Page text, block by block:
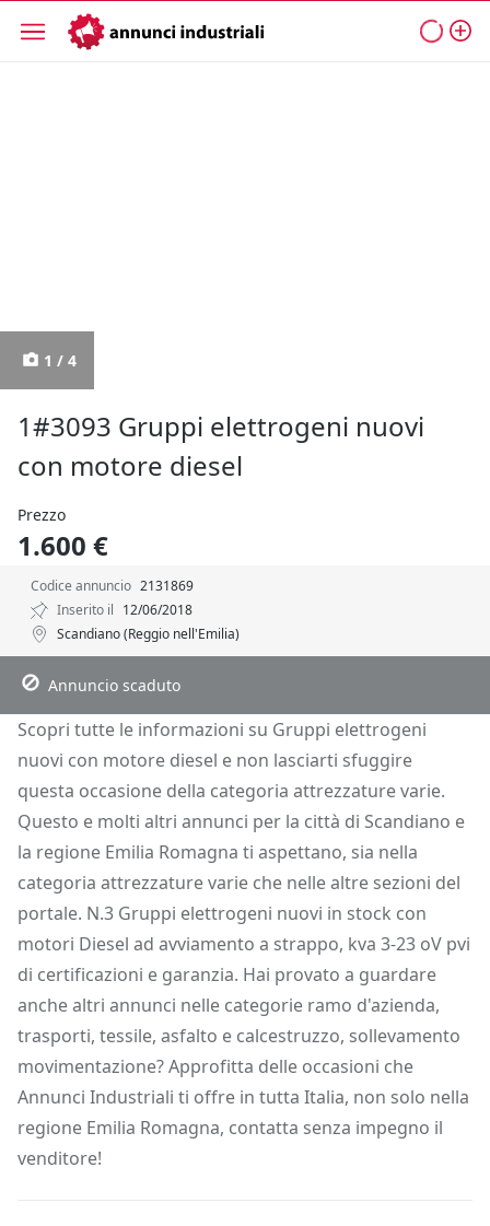
1 / 4
1#3093 Gruppi elettrogeni nuovi
con motore diesel
Prezzo
1.600 €
Codice annuncio 2131869
Inserito il 12/06/2018
Scandiano (Reggio nell'Emilia)
Descrizione
Dettagli Posizione Richiedi Info
Annuncio scaduto
Scopri tutte le informazioni su Gruppi elettrogeni
nuovi con motore diesel e non lasciarti sfuggire
questa occasione della categoria attrezzature varie.
Questo e molti altri annunci per la città di Scandiano e
la regione Emilia Romagna ti aspettano, sia nella
categoria attrezzature varie che nelle altre sezioni del
portale. N.3 Gruppi elettrogeni nuovi in stock con
motori Diesel ad avviamento a strappo, kva 3-23 oV pvi
di certificazioni e garanzia. Hai provato a guardare
anche altri annunci nelle categorie ramo d'azienda,
trasporti, tessile, asfalto e calcestruzzo, sollevamento
movimentazione? Approfitta delle occasioni che
Annunci Industriali ti offre in tutta Italia, non solo nella
regione Emilia Romagna, contatta senza impegno il
venditore!